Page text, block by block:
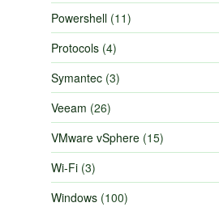
Powershell (11)
Protocols (4)
Symantec (3)
Veeam (26)
VMware vSphere (15)
Wi-Fi (3)
Windows (100)